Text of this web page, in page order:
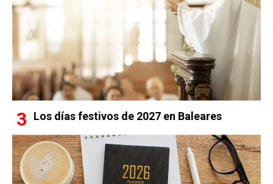
Los días festivos de 2027 en Baleares